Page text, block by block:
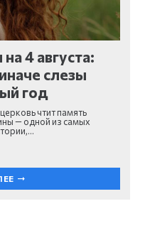
4 августа:
слезы
год
чтит память
— одной из самых